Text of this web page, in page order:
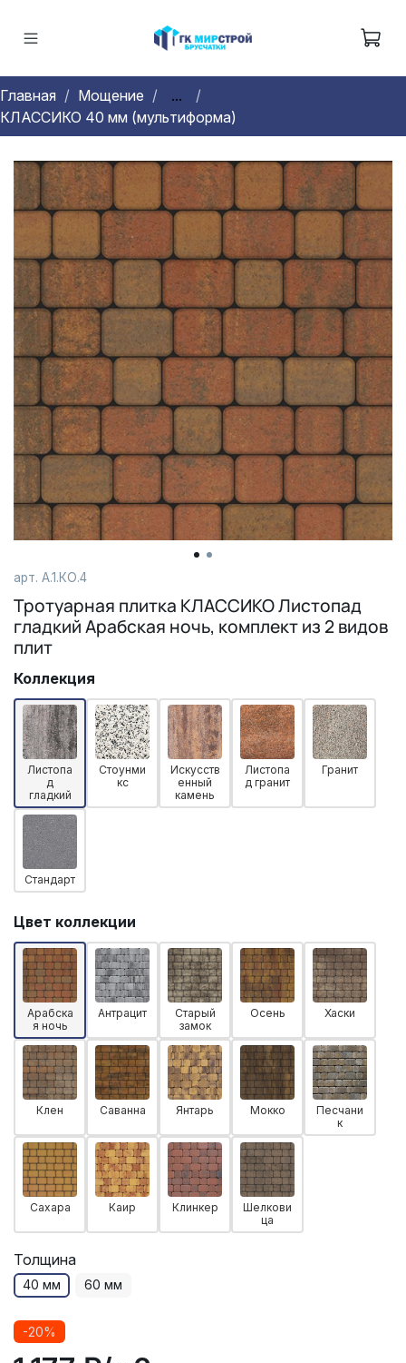
Главная Мощение
...
КЛАССИКО 40 мм (мультиформа)
арт. А.1.КО.4
Тротуарная плитка КЛАССИКО Листопад
гладкий Арабская ночь, комплект из 2 видов
плит
Коллекция
Листопа
д
гладкий
Стоунми
кс
Искусств
енный
камень
Листопа
д гранит
Гранит
Стандарт
Цвет коллекции
Арабска
я ночь
Антрацит
Старый
замок
Осень Хаски
Клен Саванна Янтарь Мокко
Песчани
к
Сахара Каир Клинкер
Шелкови
ца
Толщина
40 мм 60 мм
-20%